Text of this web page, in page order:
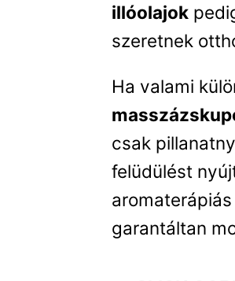
illóolajok
szeretnek
Ha valami
csak
felüdülést
garantáltan